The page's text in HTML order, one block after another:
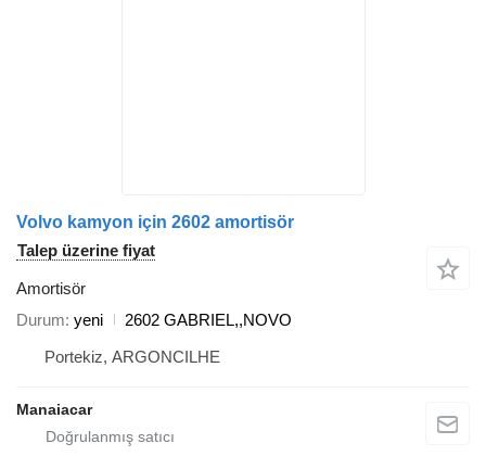
Volvo kamyon için 2602 amortisör
Talep üzerine fiyat
Amortisör
Durum yeni
2602 GABRIEL,,NOVO
Portekiz, ARGONCILHE
Manaiacar